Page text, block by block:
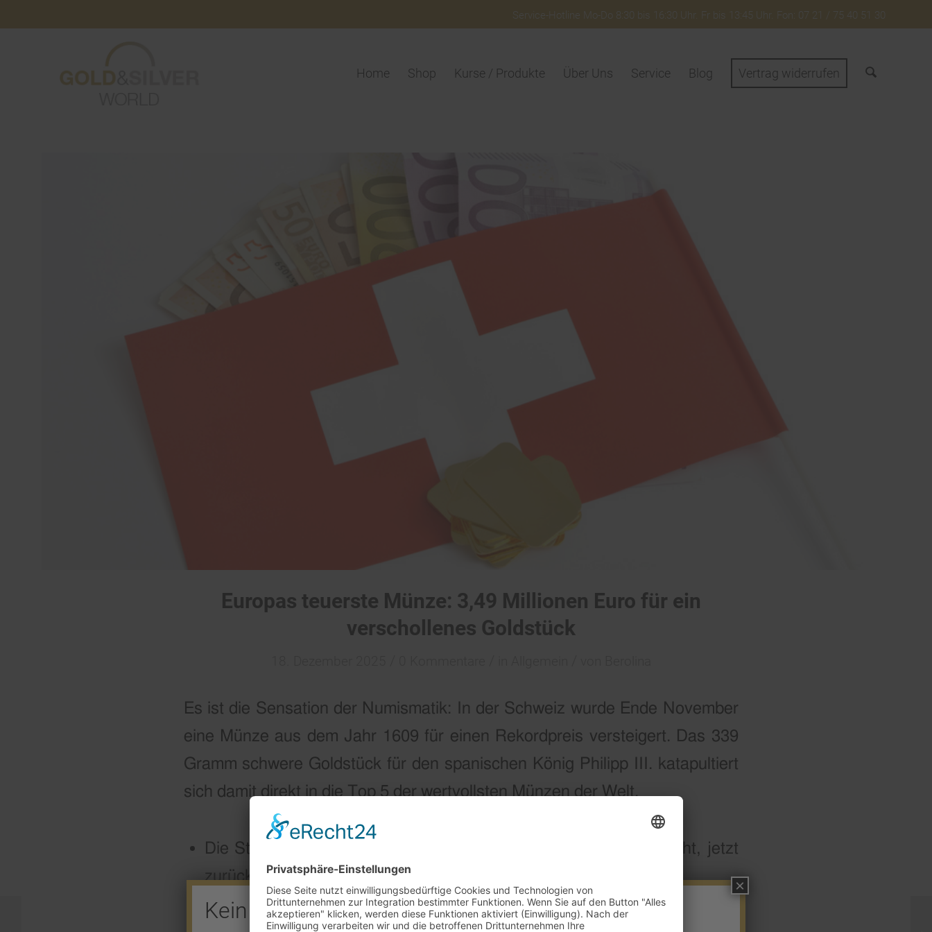
Service-Hotline Mo-Do 8:30 bis 16:30 Uhr. Fr bis 13:45 Uhr. Fon: 07 21 / 75 40 51 30
Home Shop Kurse / Produkte Über Uns Service Blog Vertrag widerrufen
Europas teuerste Münze: 3,49 Millionen Euro für ein
verschollenes Goldstück
Es ist die Sensation der Numismatik: In der Schweiz wurde Ende November
eine Münze aus dem Jahr 1609 für einen Rekordpreis versteigert. Das 339
Gramm schwere Goldstück für den spanischen König Philipp III. katapultiert
sich damit direkt in die Top 5 der wertvollsten Münzen der Welt.
Die Story: Jahrhunderte verschollen, 1950 in den USA aufgetaucht, jetzt
zurück auf dem Thron.
Kein Barverkaufstag am 29.7. + 5.8.
×